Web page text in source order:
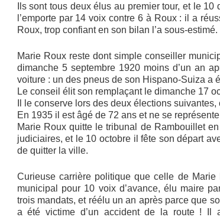
Ils sont tous deux élus au premier tour, et le
l’emporte par 14 voix contre 6 à Roux : il a
Roux, trop confiant en son bilan l’a sous-estimé.
Marie Roux reste dont simple conseiller
dimanche 5 septembre 1920 moins d’un an
voiture : un des pneus de son Hispano-Suiza a
Le conseil élit son remplaçant le dimanche 17
Il le conserve lors des deux élections
En 1935 il est âgé de 72 ans et ne se
Marie Roux quitte le tribunal de Rambouillet
judiciaires, et le 10 octobre il fête son départ
de quitter la ville.
Curieuse carrière politique que celle de Marie
municipal pour 10 voix d’avance, élu maire
trois mandats, et réélu un an après parce que
a été victime d’un accident de la route ! Il